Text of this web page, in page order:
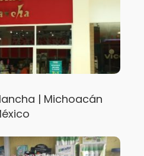
| Michoacán